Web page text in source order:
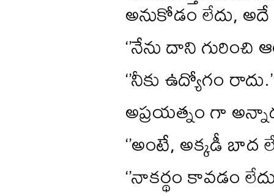
అనుకోడం లేదు,
‘’నేను దాని గురించి
‘’నీకు ఉద్యోగం
అప్రయత్నం గా
‘’అంటే, అక్కడీ బాద
‘’నాకర్థం కావడం